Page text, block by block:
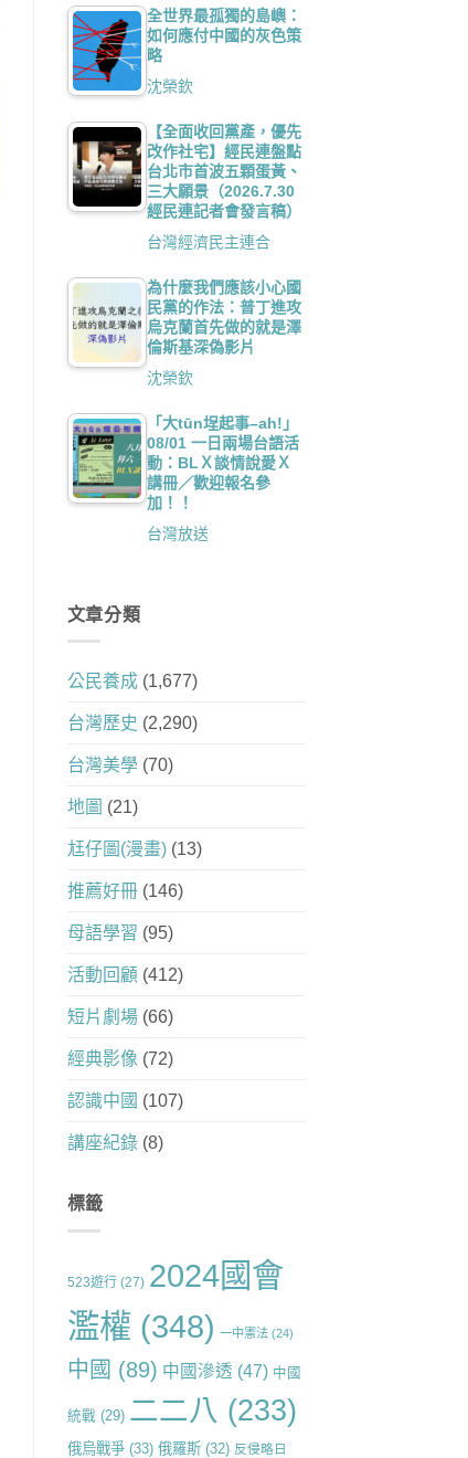
全世界最孤獨的島嶼：
如何應付中國的灰色策
略
沈榮欽
【全面收回黨產，優先
改作社宅】經民連盤點
台北市首波五顆蛋黃、
三大願景（2026.7.30
經民連記者會發言稿）
台灣經濟民主連合
為什麼我們應該小心國
民黨的作法：普丁進攻
烏克蘭首先做的就是澤
倫斯基深偽影片
沈榮欽
「大tūn埕起事–ah!」
08/01 一日兩場台語活
動：BLＸ談情說愛Ｘ
講冊／歡迎報名參
加！！
台灣放送
文章分類
公民養成(1,677)
台灣歷史 (2,290)
台灣美學(70)
地圖 (21)
尪仔圖(漫畫)(13)
推薦好冊(146)
母語學習 (95)
活動回顧 (412)
短片劇場(66)
經典影像 (72)
認識中國 (107)
講座紀錄(8)
標籤
523遊行(27) 2024國會
濫權 (348) 一中憲法(24)
中國 (89) 中國滲透 (47) 中國
統戰 (29) 二二八 (233)
俄烏戰爭(33) 俄羅斯(32) 反侵略日